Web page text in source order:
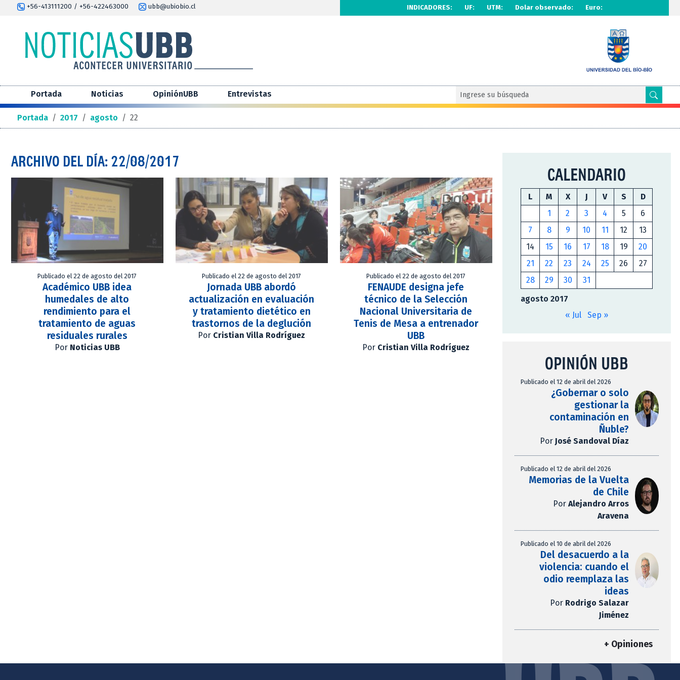
+56-413111200 / +56-422463000 ubb@ubiobio.cl INDICADORES: UF: UTM: Dolar observado: Euro:
Portada Noticias OpiniónUBB Entrevistas
Portada / 2017 / agosto / 22
ARCHIVO DEL DÍA: 22/08/2017
Publicado el 22 de agosto del 2017
Académico UBB idea
humedales de alto
rendimiento para el
tratamiento de aguas
residuales rurales
Por Noticias UBB
Publicado el 22 de agosto del 2017
Jornada UBB abordó
actualización en evaluación
y tratamiento dietético en
trastornos de la deglución
Por Cristian Villa Rodríguez
Publicado el 22 de agosto del 2017
FENAUDE designa jefe
técnico de la Selección
Nacional Universitaria de
Tenis de Mesa a entrenador
UBB
Por Cristian Villa Rodríguez
CALENDARIO
agosto 2017
L M X J V S
D
1
2 3 4 5
6
7
8 9 10 11 12
13
14
15 16 17 18 19
20
21
22 23 24 25 26
27
28
29 30 31
« Jul Sep »
OPINIÓN UBB
Publicado el 12 de abril del 2026
¿Gobernar o solo
gestionar la
contaminación en
Ñuble?
Por José Sandoval Díaz
Publicado el 12 de abril del 2026
Memorias de la Vuelta
de Chile
Por Alejandro Arros
Aravena
Publicado el 10 de abril del 2026
Del desacuerdo a la
violencia: cuando el
odio reemplaza las
ideas
Por Rodrigo Salazar
Jiménez
+ Opiniones